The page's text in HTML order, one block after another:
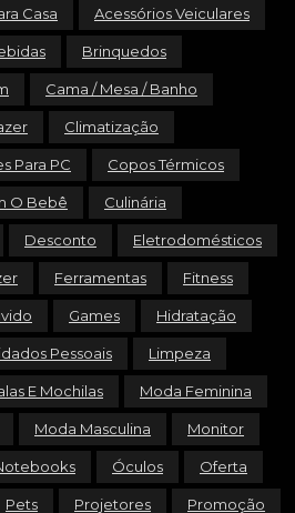
Casa Acessórios Veiculares
Brinquedos
Cama / Mesa / Banho
Climatização
Para PC Copos Térmicos
O Bebê Culinária
Desconto Eletrodomésticos
Ferramentas Fitness
Games Hidratação
Pessoais Limpeza
E Mochilas Moda Feminina
Moda Masculina Monitor
Óculos Oferta
Pets Projetores Promoção